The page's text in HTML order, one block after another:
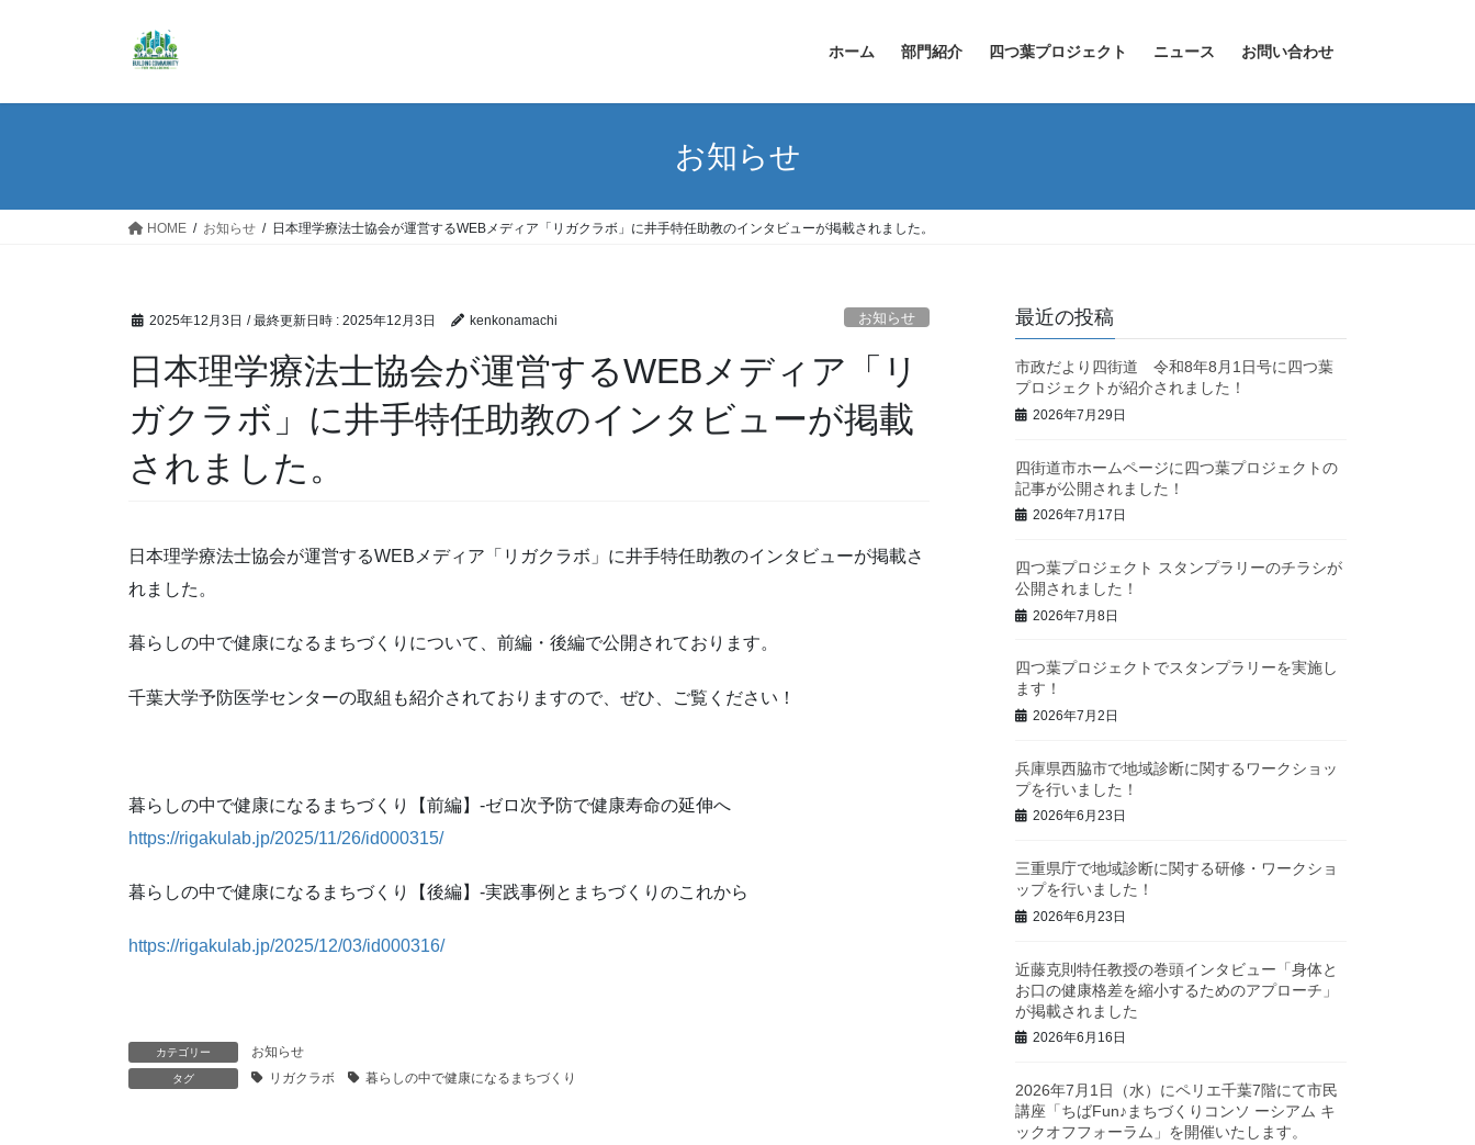
ホーム 部門紹介 四つ葉プロジェクト ニュース お問い合わせ
お知らせ
HOME お知らせ 日本理学療法士協会が運営するWEBメディア「リガクラボ」に井手特任助教のインタビューが掲載されました。
2025年12月3日 / 最終更新日時 : 2025年12月3日 kenkonamachi お知らせ
日本理学療法士協会が運営するWEBメディア「リ
ガクラボ」に井手特任助教のインタビューが掲載
されました。
日本理学療法士協会が運営するWEBメディア「リガクラボ」に井手特任助教のインタビューが掲載さ
れました。
暮らしの中で健康になるまちづくりについて、前編・後編で公開されております。
千葉大学予防医学センターの取組も紹介されておりますので、ぜひ、ご覧ください！
暮らしの中で健康になるまちづくり【前編】-ゼロ次予防で健康寿命の延伸へ
https://rigakulab.jp/2025/11/26/id000315/
暮らしの中で健康になるまちづくり【後編】-実践事例とまちづくりのこれから
https://rigakulab.jp/2025/12/03/id000316/
カテゴリー お知らせ
タグ リガクラボ 暮らしの中で健康になるまちづくり
最近の投稿
市政だより四街道 令和8年8月1日号に四つ葉
プロジェクトが紹介されました！
2026年7月29日
四街道市ホームページに四つ葉プロジェクトの
記事が公開されました！
2026年7月17日
四つ葉プロジェクト スタンプラリーのチラシが
公開されました！
2026年7月8日
四つ葉プロジェクトでスタンプラリーを実施し
ます！
2026年7月2日
兵庫県西脇市で地域診断に関するワークショッ
プを行いました！
2026年6月23日
三重県庁で地域診断に関する研修・ワークショ
ップを行いました！
2026年6月23日
近藤克則特任教授の巻頭インタビュー「身体と
お口の健康格差を縮小するためのアプローチ」
が掲載されました
2026年6月16日
2026年7月1日（水）にペリエ千葉7階にて市民
講座「ちばFun♪まちづくりコンソ ーシアム キ
ックオフフォーラム」を開催いたします。